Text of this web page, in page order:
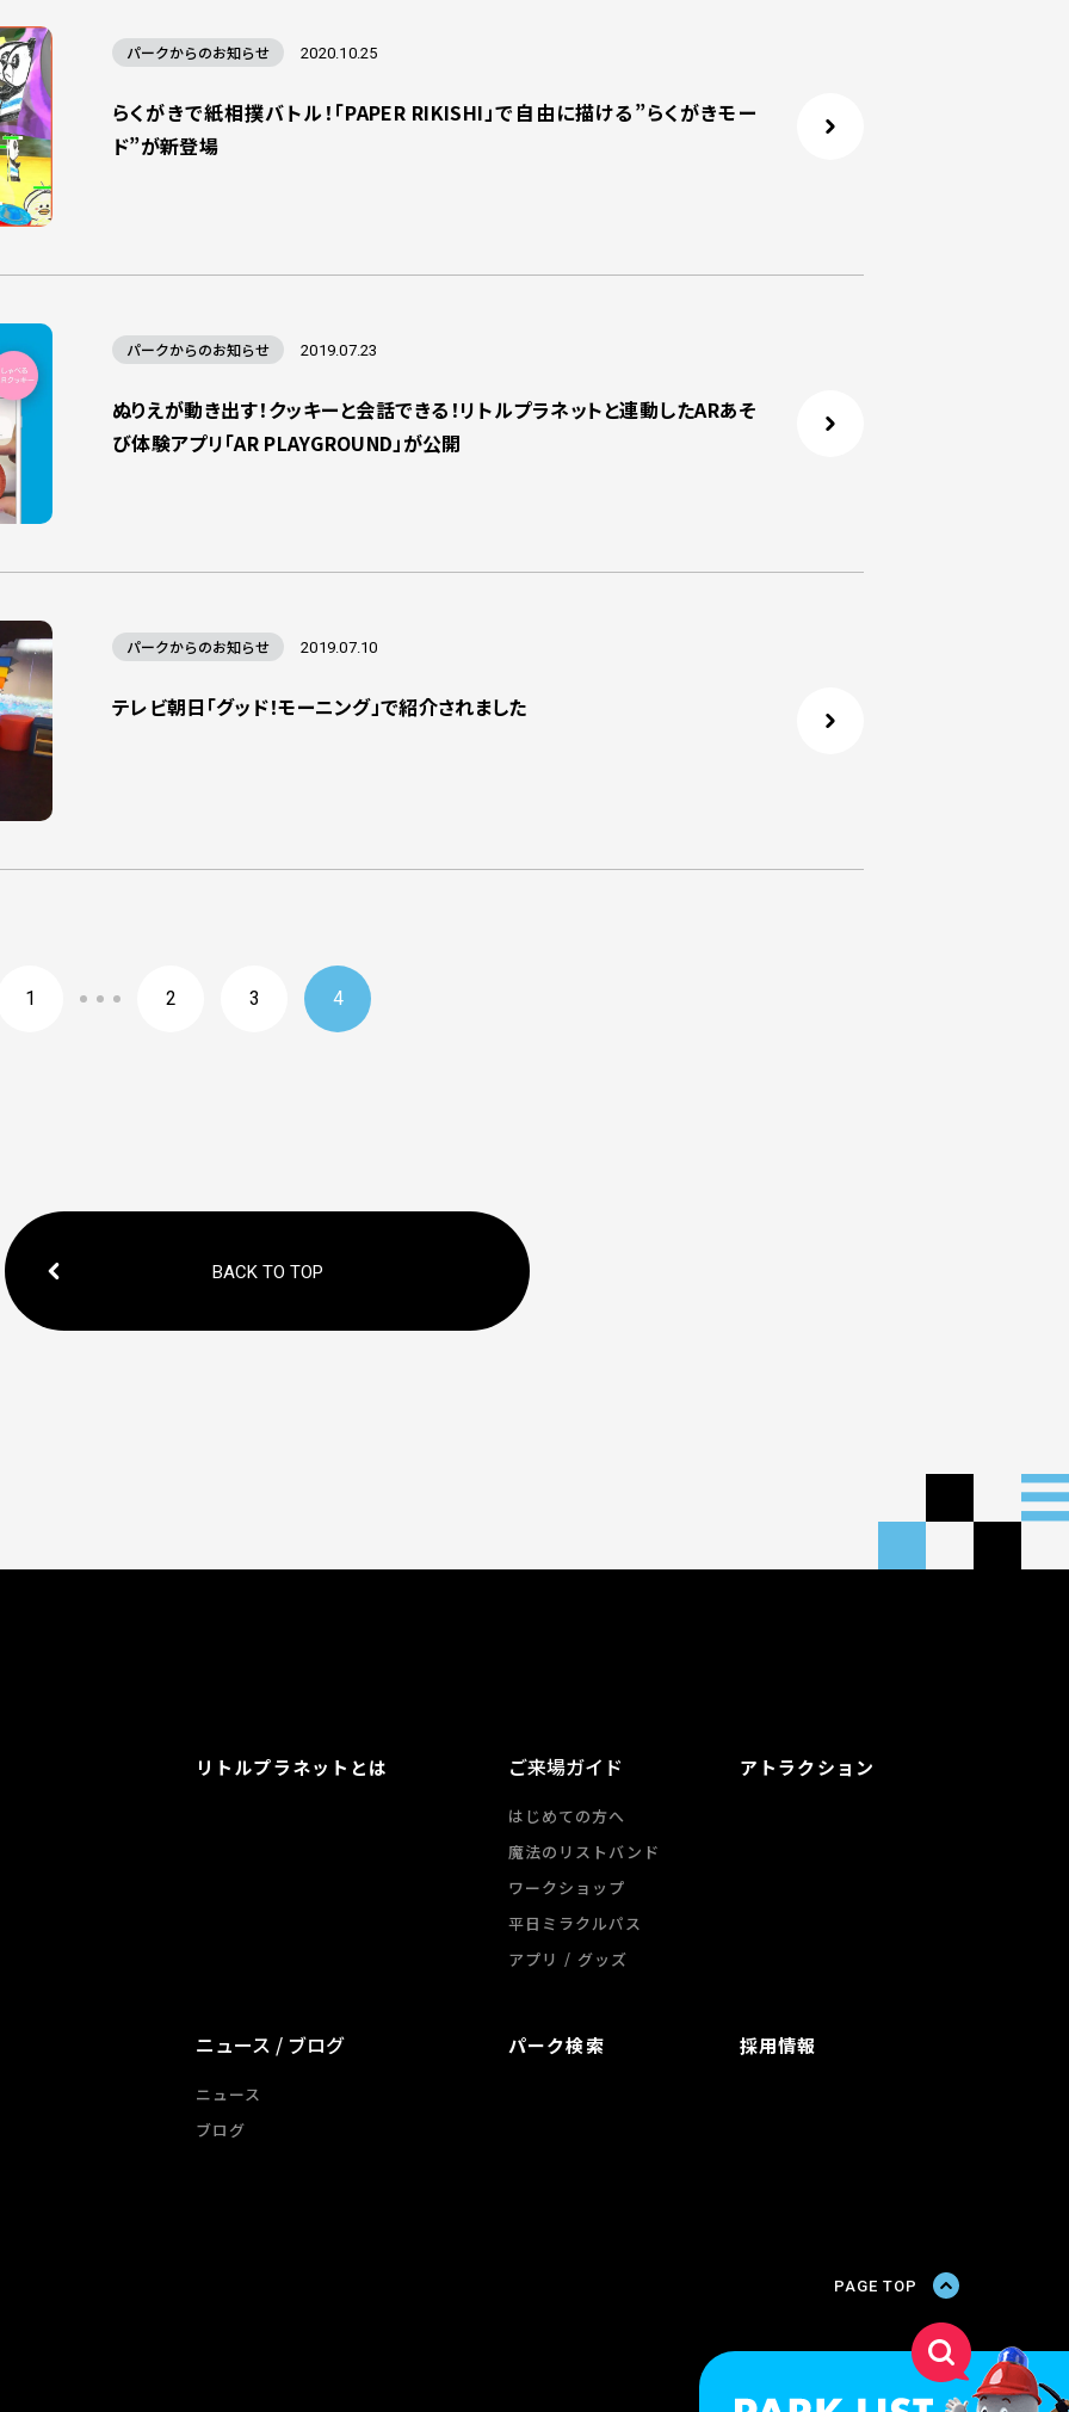
パークからのお知らせ 2020.10.25
らくがきで紙相撲バトル！「PAPER RIKISHI」で自由に描ける”らくがきモー
ド”が新登場
パークからのお知らせ 2019.07.23
ぬりえが動き出す！クッキーと会話できる！リトルプラネットと連動したARあそ
び体験アプリ「AR PLAYGROUND」が公開
パークからのお知らせ 2019.07.10
テレビ朝日「グッド！モーニング」で紹介されました
1 2 3 4
BACK TO TOP
リトルプラネットとは ご来場ガイド
はじめての方へ
魔法のリストバンド
ワークショップ
平日ミラクルパス
アプリ / グッズ
アトラクション
ニュース / ブログ
ニュース
ブログ
パーク検索 採用情報
PAGE TOP